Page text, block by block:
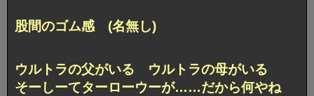
股間のゴム感 (名無し)
ウルトラの父がいる ウルトラの母がいる
そーしーてターローウーが……だから何やね